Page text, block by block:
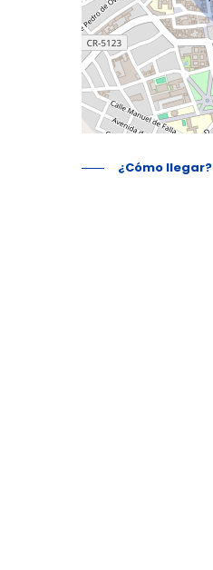
¿Cómo llegar?